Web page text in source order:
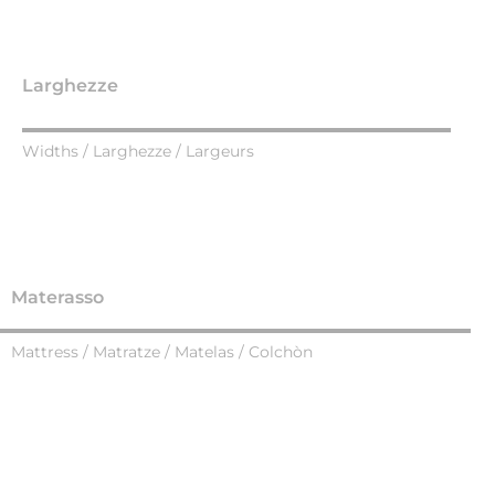
Larghezze
Widths / Larghezze / Largeurs
Materasso
Mattress / Matratze / Matelas / Colchòn